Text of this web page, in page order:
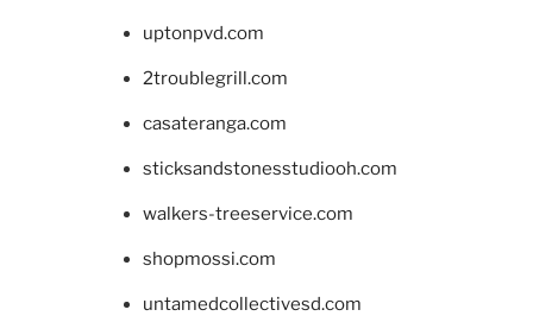
uptonpvd.com
2troublegrill.com
casateranga.com
sticksandstonesstudiooh.com
walkers-treeservice.com
shopmossi.com
untamedcollectivesd.com